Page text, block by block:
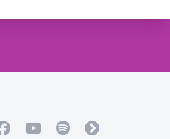
YouTubeSpotifyfyyd